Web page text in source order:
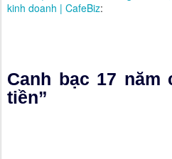
kinh doanh | CafeBiz:
Canh bạc 17 năm
tiền”